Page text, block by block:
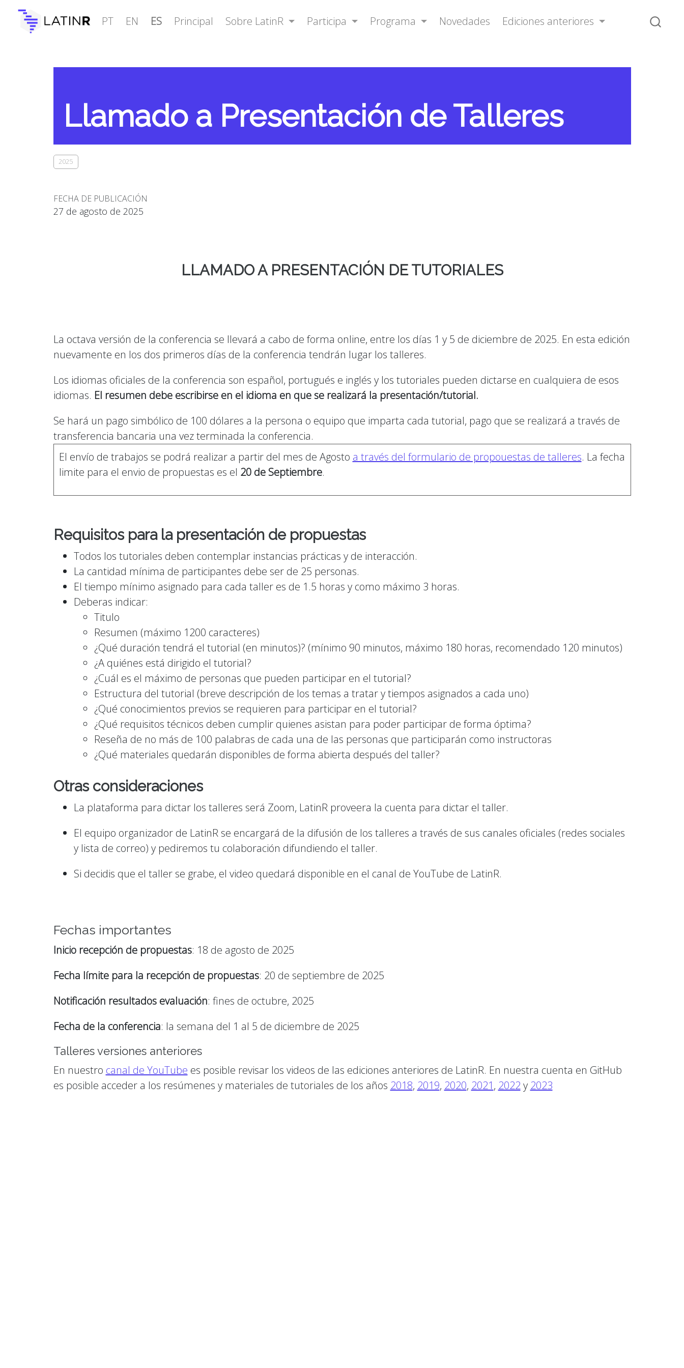
PT EN ES Principal Sobre LatinR Participa Programa Novedades Ediciones anteriores
Llamado a Presentación de Talleres
2025
FECHA DE PUBLICACIÓN
27 de agosto de 2025
LLAMADO A PRESENTACIÓN DE TUTORIALES
La octava versión de la conferencia se llevará a cabo de forma online, entre los días 1 y 5 de diciembre de 2025. En esta edición
nuevamente en los dos primeros días de la conferencia tendrán lugar los talleres.
Los idiomas oficiales de la conferencia son español, portugués e inglés y los tutoriales pueden dictarse en cualquiera de esos
idiomas. El resumen debe escribirse en el idioma en que se realizará la presentación/tutorial.
Se hará un pago simbólico de 100 dólares a la persona o equipo que imparta cada tutorial, pago que se realizará a través de
transferencia bancaria una vez terminada la conferencia.
El envío de trabajos se podrá realizar a partir del mes de Agosto a través del formulario de propouestas de talleres. La fecha
limite para el envio de propuestas es el 20 de Septiembre.
Requisitos para la presentación de propuestas
Todos los tutoriales deben contemplar instancias prácticas y de interacción.
La cantidad mínima de participantes debe ser de 25 personas.
El tiempo mínimo asignado para cada taller es de 1.5 horas y como máximo 3 horas.
Deberas indicar:
Titulo
Resumen (máximo 1200 caracteres)
¿Qué duración tendrá el tutorial (en minutos)? (mínimo 90 minutos, máximo 180 horas, recomendado 120 minutos)
¿A quiénes está dirigido el tutorial?
¿Cuál es el máximo de personas que pueden participar en el tutorial?
Estructura del tutorial (breve descripción de los temas a tratar y tiempos asignados a cada uno)
¿Qué conocimientos previos se requieren para participar en el tutorial?
¿Qué requisitos técnicos deben cumplir quienes asistan para poder participar de forma óptima?
Reseña de no más de 100 palabras de cada una de las personas que participarán como instructoras
¿Qué materiales quedarán disponibles de forma abierta después del taller?
Otras consideraciones
La plataforma para dictar los talleres será Zoom, LatinR proveera la cuenta para dictar el taller.
El equipo organizador de LatinR se encargará de la difusión de los talleres a través de sus canales oficiales (redes sociales
y lista de correo) y pediremos tu colaboración difundiendo el taller.
Si decidis que el taller se grabe, el video quedará disponible en el canal de YouTube de LatinR.
Fechas importantes
Inicio recepción de propuestas: 18 de agosto de 2025
Fecha límite para la recepción de propuestas: 20 de septiembre de 2025
Notificación resultados evaluación: fines de octubre, 2025
Fecha de la conferencia: la semana del 1 al 5 de diciembre de 2025
Talleres versiones anteriores
En nuestro canal de YouTube es posible revisar los videos de las ediciones anteriores de LatinR. En nuestra cuenta en GitHub
es posible acceder a los resúmenes y materiales de tutoriales de los años 2018, 2019, 2020, 2021, 2022y 2023